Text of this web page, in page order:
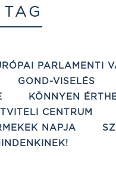
PARLAMENTI
GOND-VISELÉS
KÖNNYEN
CENTRUM
NAPJA